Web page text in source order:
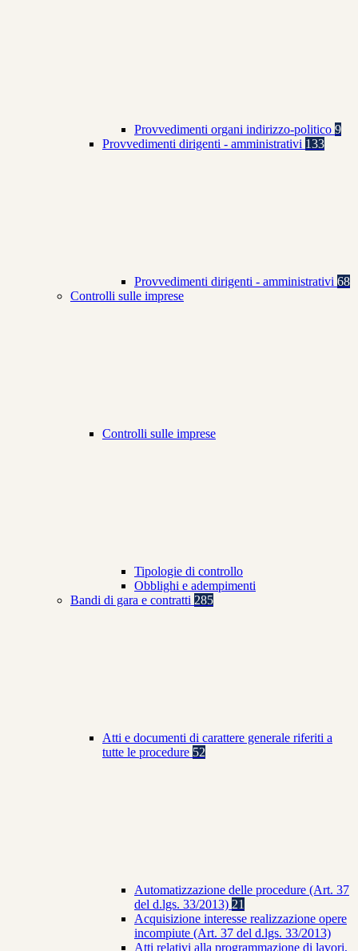
Provvedimenti organi indirizzo-politico 9
Provvedimenti dirigenti - amministrativi 133
Provvedimenti dirigenti - amministrativi 68
Controlli sulle imprese
Controlli sulle imprese
Tipologie di controllo
Obblighi e adempimenti
Bandi di gara e contratti 285
Atti e documenti di carattere generale riferiti a
tutte le procedure 52
Automatizzazione delle procedure (Art. 37
del d.lgs. 33/2013) 21
Acquisizione interesse realizzazione opere
incompiute (Art. 37 del d.lgs. 33/2013)
Atti relativi alla programmazione di lavori,